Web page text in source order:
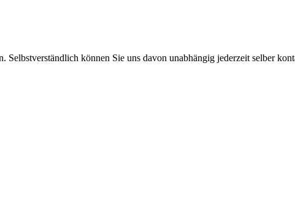
können Sie uns davon unabhängig jederzeit selber